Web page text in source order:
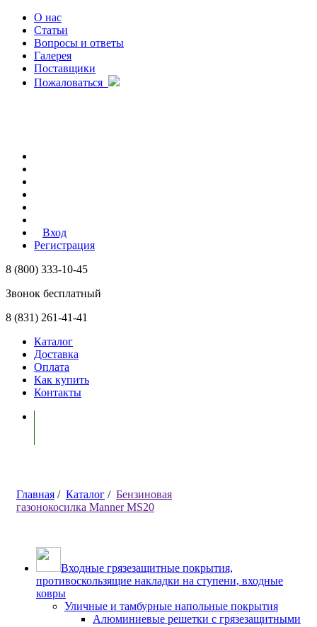
О нас
Статьи
Вопросы и ответы
Галерея
Поставщики
Пожаловаться
Вход
Регистрация
8 (800) 333-10-45
Звонок бесплатный
8 (831) 261-41-41
Каталог
Доставка
Оплата
Как купить
Контакты
Главная / Каталог / Бензиновая
газонокосилка Manner MS20
Входные грязезащитные покрытия,
противоскользящие накладки на ступени, входные
ковры
Уличные и тамбурные напольные покрытия
Алюминиевые решетки с грязезащитными